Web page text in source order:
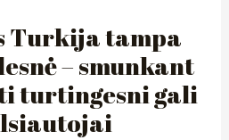
Turkija tampa
– smunkant
turtingesni gali